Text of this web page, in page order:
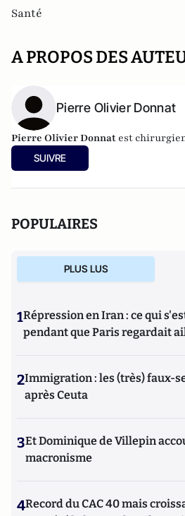
Santé
A PROPOS DES
Pierre Olivier Donnat
Pierre Olivier Donnat est
SUIVRE
POPULAIRES
PLUS LUS
1Répression en Iran : ce qui
pendant que Paris regardait
2Immigration : les (très) faux-
après Ceuta
3Et Dominique de Villepin
macronisme
4Record du CAC 40 mais